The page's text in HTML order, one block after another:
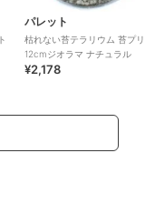
パレット
枯れない苔テラリウム 苔プリ
12cmジオラマ ナチュラル
¥2,178